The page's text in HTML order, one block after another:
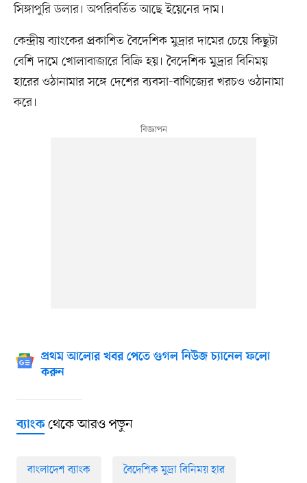
সিঙ্গাপুরি ডলার। অপরিবর্তিত আছে ইয়েনের দাম।
কেন্দ্রীয় ব্যাংকের প্রকাশিত বৈদেশিক মুদ্রার দামের চেয়ে কিছুটা
বেশি দামে খোলাবাজারে বিক্রি হয়। বৈদেশিক মুদ্রার বিনিময়
হারের ওঠানামার সঙ্গে দেশের ব্যবসা-বাণিজ্যের খরচও ওঠানামা
করে।
প্রথম আলোর খবর পেতে গুগল নিউজ চ্যানেল ফলো
করুন
ব্যাংকথেকে আরও পড়ুন
বাংলাদেশ ব্যাংক বৈদেশিক মুদ্রা বিনিময় হার